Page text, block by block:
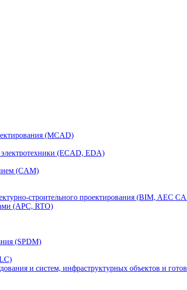
(MCAD)
электротехники (ECAD, EDA)
(CAM)
строительного проектирования (BIM, AEC
(APC, RTO)
(SPDM)
и систем, инфраструктурных объектов и